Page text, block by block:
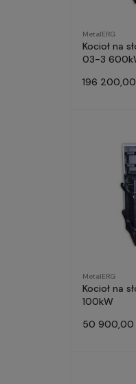
MetalERG
Kocioł na
03-3
196 200,00
MetalERG
Kocioł na
100kW
50 900,00